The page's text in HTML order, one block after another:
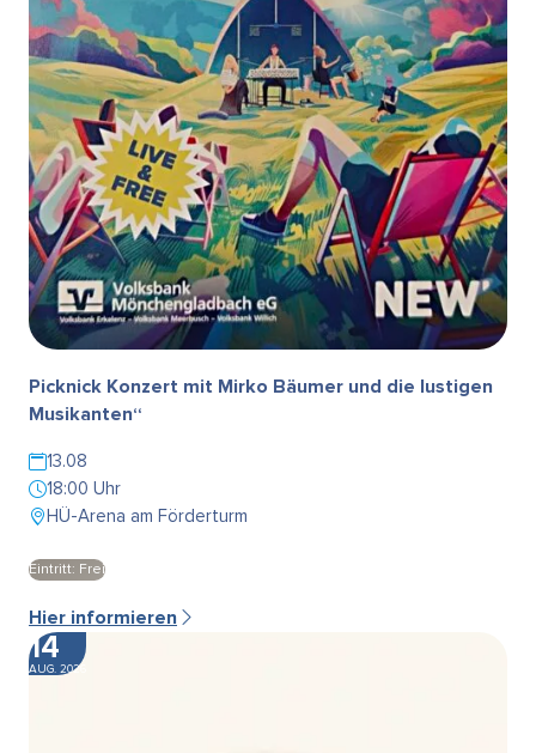
Picknick Konzert mit Mirko Bäumer und die lustigen
Musikanten“
13.08
18:00 Uhr
HÜ-Arena am Förderturm
Eintritt: Frei
Hier informieren
14
AUG. 2026